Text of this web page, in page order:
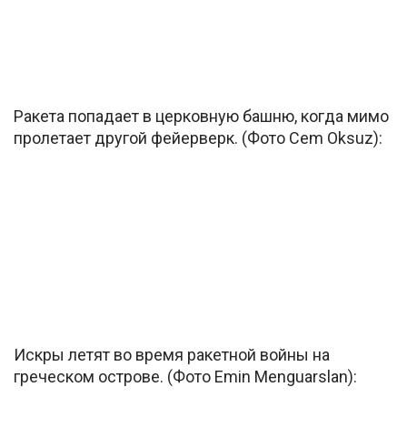
Ракета попадает в церковную башню, когда мимо
пролетает другой фейерверк. (Фото Cem Oksuz):
Искры летят во время ракетной войны на
греческом острове. (Фото Emin Menguarslan):